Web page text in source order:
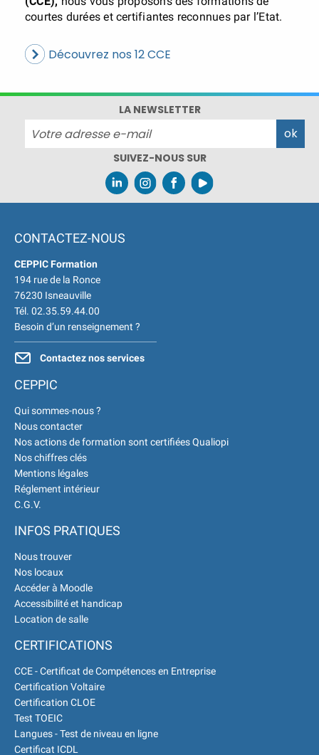
courtes durées et certifiantes reconnues par l’Etat.
Découvrez nos 12 CCE
LA NEWSLETTER
SUIVEZ-NOUS SUR
CONTACTEZ-NOUS
CEPPIC Formation
194 rue de la Ronce
76230 Isneauville
Tél. 02.35.59.44.00
Besoin d’un renseignement ?
Contactez nos services
CEPPIC
Qui sommes-nous ?
Nous contacter
Nos actions de formation sont certifiées Qualiopi
Nos chiffres clés
Mentions légales
Réglement intérieur
C.G.V.
INFOS PRATIQUES
Nous trouver
Nos locaux
Accéder à Moodle
Accessibilité et handicap
Location de salle
CERTIFICATIONS
CCE - Certificat de Compétences en Entreprise
Certification Voltaire
Certification CLOE
Test TOEIC
Langues - Test de niveau en ligne
Certificat ICDL